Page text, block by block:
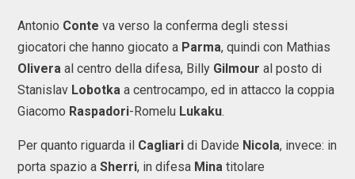
Antonio Conte va verso la conferma degli stessi
giocatori che hanno giocato a Parma, quindi con Mathias
Olivera al centro della difesa, Billy Gilmour al posto di
Stanislav Lobotka a centrocampo, ed in attacco la coppia
Giacomo Raspadori-Romelu Lukaku.
Per quanto riguarda il Cagliari di Davide Nicola, invece: in
porta spazio a Sherri, in difesa Mina titolare